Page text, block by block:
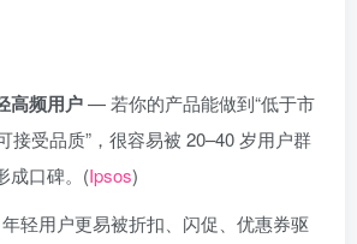
高频用户— 若你的产品能做到“低于市
接受品质”，很容易被 20–40 岁用户群
成口碑。(Ipsos)
轻用户更易被折扣、闪促、优惠券驱